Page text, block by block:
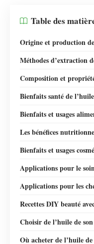
Table des
Origine et production
Méthodes d’extraction
Composition et
Bienfaits santé de
Bienfaits et usages
Les bénéfices
Bienfaits et usages
Applications pour le
Applications pour les
Recettes DIY beauté
Choisir de l’huile de
Où acheter de l’huile